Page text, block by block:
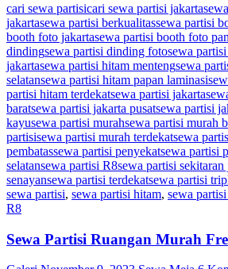
cari sewa partisicari sewa partisi jakarta
jakartasewa partisi berkualitassewa partisi
booth foto jakartasewa partisi booth foto
dindingsewa partisi dinding fotosewa
jakartasewa partisi hitam mentengsewa
selatansewa partisi hitam papan laminasi
partisi hitam terdekatsewa partisi jakarta
baratsewa partisi jakarta pusatsewa partisi
kayusewa partisi murahsewa partisi murah
partisisewa partisi murah terdekatsewa
pembatassewa partisi penyekatsewa partisi
selatansewa partisi R8sewa partisi sekitaran
senayansewa partisi terdekatsewa partisi
sewa partisi, sewa partisi hitam, sewa
R8
Sewa Partisi Ruangan Murah